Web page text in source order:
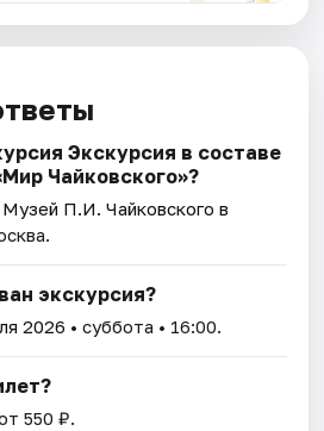
Экскурсия в составе
Чайковского»?
Музей П.И. Чайковского в
экскурсия?
2026 • суббота • 16:00.
550 ₽.